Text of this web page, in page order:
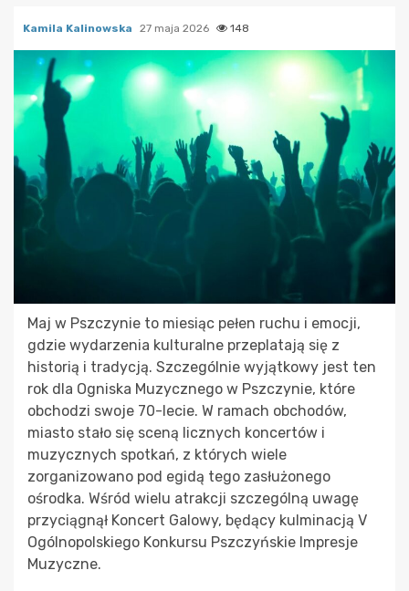
Kamila Kalinowska 27 maja 2026 148
Maj w Pszczynie to miesiąc pełen ruchu i emocji,
gdzie wydarzenia kulturalne przeplatają się z
historią i tradycją. Szczególnie wyjątkowy jest ten
rok dla Ogniska Muzycznego w Pszczynie, które
obchodzi swoje 70-lecie. W ramach obchodów,
miasto stało się sceną licznych koncertów i
muzycznych spotkań, z których wiele
zorganizowano pod egidą tego zasłużonego
ośrodka. Wśród wielu atrakcji szczególną uwagę
przyciągnął Koncert Galowy, będący kulminacją V
Ogólnopolskiego Konkursu Pszczyńskie Impresje
Muzyczne.